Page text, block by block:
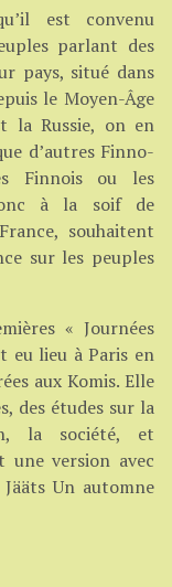
est convenu
parlant des
pays, situé dans
le Moyen-Âge
la Russie, on en
d’autres Finno-
Finnois ou les
à la soif de
souhaitent
sur les peuples
« Journées
eu lieu à Paris en
aux Komis. Elle
des études sur la
la société, et
une version avec
Un automne